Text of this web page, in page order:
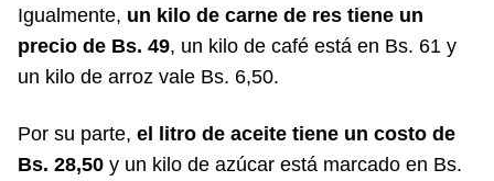
Igualmente, un kilo de carne de res tiene un
precio de Bs. 49, un kilo de café está en Bs. 61 y
un kilo de arroz vale Bs. 6,50.
Por su parte, el litro de aceite tiene un costo de
Bs. 28,50 y un kilo de azúcar está marcado en Bs.